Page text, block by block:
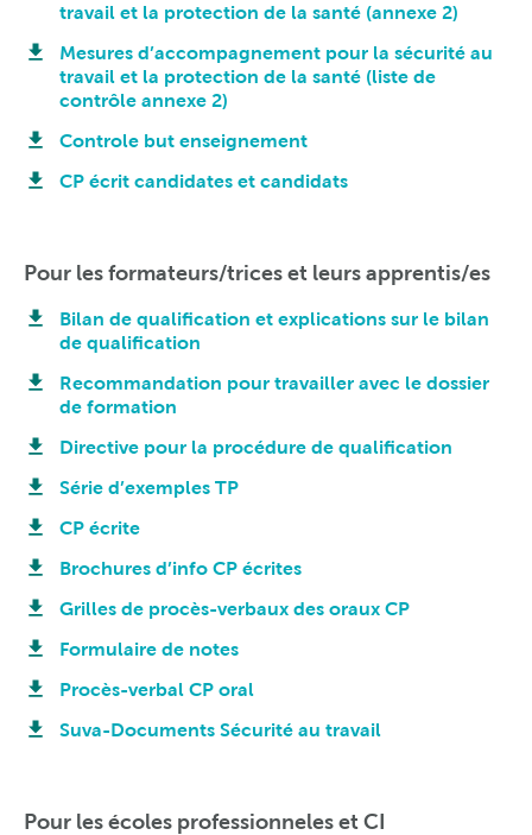
travail et la protection de la santé (annexe 2)
Mesures d’accompagnement pour la sécurité au
travail et la protection de la santé (liste de
contrôle annexe 2)
Controle but enseignement
CP écrit candidates et candidats
Pour les formateurs/trices et leurs apprentis/es
Bilan de qualification et explications sur le bilan
de qualification
Recommandation pour travailler avec le dossier
de formation
Directive pour la procédure de qualification
Série d’exemples TP
CP écrite
Brochures d’info CP écrites
Grilles de procès-verbaux des oraux CP
Formulaire de notes
Procès-verbal CP oral
Suva-Documents Sécurité au travail
Pour les écoles professionneles et CI